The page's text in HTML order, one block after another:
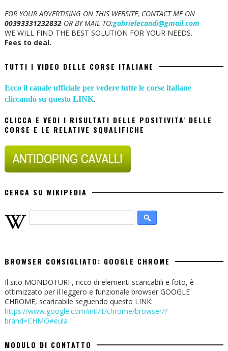
FOR YOUR ADVERTISING ON THIS WEBSITE, CONTACT ME ON
00393331232832OR BY MAIL TO:gabrielecandi@gmail.com
WE WILL FIND THE BEST SOLUTION FOR YOUR NEEDS.
Fees to deal.
TUTTI I VIDEO DELLE CORSE ITALIANE
Ecco il canale ufficiale per vedere tutte le corse italiane
cliccando su questo LINK.
CLICCA E VEDI I RISULTATI DELLE POSITIVITA' DELLE
CORSE E LE RELATIVE SQUALIFICHE
CERCA SU WIKIPEDIA
BROWSER CONSIGLIATO: GOOGLE CHROME
Il sito MONDOTURF, ricco di elementi scaricabili e foto, è
ottimizzato per il leggero e funzionale browser GOOGLE
CHROME, scaricabile seguendo questo LINK:
https://www.google.com/intl/it/chrome/browser/?
brand=CHMO#eula
MODULO DI CONTATTO